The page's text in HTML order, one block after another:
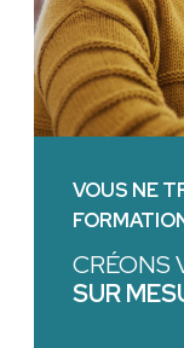
VOUS NE
CRÉONS
SUR